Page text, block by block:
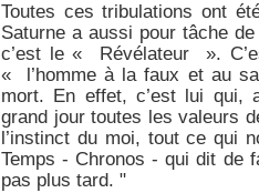
Toutes ces tribulations ont
Saturne a aussi pour tâche
c’est le « Révélateur ».
« l’homme à la faux et au
mort. En effet, c’est lui qui,
grand jour toutes les valeurs
l’instinct du moi, tout ce qui
Temps - Chronos - qui dit de
pas plus tard. "